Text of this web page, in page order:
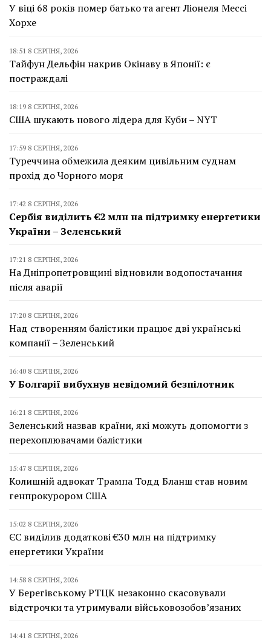
У віці 68 років помер батько та агент Ліонеля Мессі
Хорхе
18:51 8 СЕРПНЯ, 2026
Тайфун Дельфін накрив Окінаву в Японії: є
постраждалі
18:19 8 СЕРПНЯ, 2026
США шукають нового лідера для Куби – NYT
17:59 8 СЕРПНЯ, 2026
Туреччина обмежила деяким цивільним суднам
прохід до Чорного моря
17:42 8 СЕРПНЯ, 2026
Сербія виділить €2 млн на підтримку енергетики
України – Зеленський
17:21 8 СЕРПНЯ, 2026
На Дніпропетровщині відновили водопостачання
після аварії
17:20 8 СЕРПНЯ, 2026
Над створенням балістики працює дві українські
компанії – Зеленський
16:40 8 СЕРПНЯ, 2026
У Болгарії вибухнув невідомий безпілотник
16:21 8 СЕРПНЯ, 2026
Зеленський назвав країни, які можуть допомогти з
перехоплювачами балістики
15:47 8 СЕРПНЯ, 2026
Колишній адвокат Трампа Тодд Бланш став новим
генпрокурором США
15:02 8 СЕРПНЯ, 2026
ЄС виділив додаткові €30 млн на підтримку
енергетики України
14:58 8 СЕРПНЯ, 2026
У Берегівському РТЦК незаконно скасовували
відстрочки та утримували військовозобов’язаних
14:41 8 СЕРПНЯ, 2026